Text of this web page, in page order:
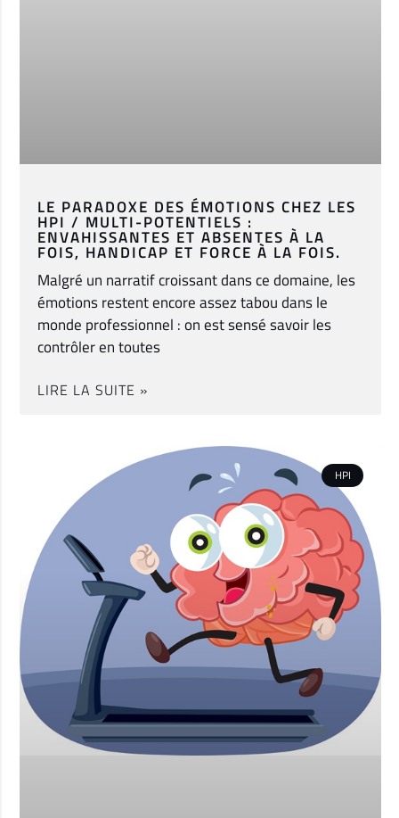
LE PARADOXE DES ÉMOTIONS CHEZ LES
HPI / MULTI-POTENTIELS :
ENVAHISSANTES ET ABSENTES À LA
FOIS, HANDICAP ET FORCE À LA FOIS.
Malgré un narratif croissant dans ce domaine, les
émotions restent encore assez tabou dans le
monde professionnel : on est sensé savoir les
contrôler en toutes
LIRE LA SUITE »
HPI